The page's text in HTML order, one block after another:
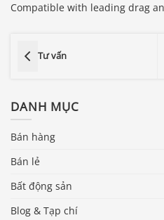
Compatible with leading drag
Tư vấn
DANH MỤC
Bán hàng
Bán lẻ
Bất động sản
Blog & Tạp chí